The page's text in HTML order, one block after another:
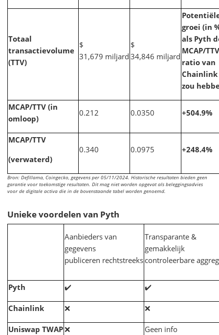
Totaal
transactievolume
(TTV)
$
31,679 miljard
$
34,846 miljard
groei (in
als Pyth
MCAP/
ratio van
Chainlink
zou
MCAP/TTV (in
omloop)
0.212 0.0350 +504.9%
MCAP/TTV
(verwaterd)
0.340 0.0975 +248.4%
Bron: Defillama, Coingecko, gegevens per 05/11/2024. Historische resultaten bieden geen
garantie voor toekomstige resultaten. Dit mag niet worden opgevat als beleggingsadvies
voor de digitale activa die in de bovenstaande tabel worden genoemd.
Unieke voordelen van Pyth
Aanbieders van
gegevens
publiceren rechtstreeks
Transparante &
gemakkelijk
controleerbare
Pyth ✔️ ✔️
Chainlink ❌ ❌
Uniswap TWAP❌ Geen info